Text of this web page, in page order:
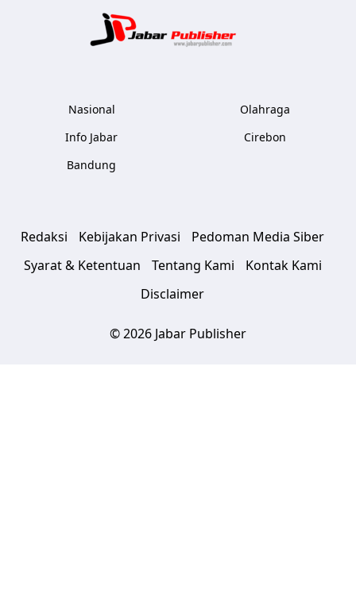
Nasional
Info Jabar
Bandung
Olahraga
Cirebon
Redaksi Kebijakan Privasi
Pedoman Media Siber
Syarat & Ketentuan
Tentang Kami
Kontak Kami
Disclaimer
© 2026 Jabar Publisher